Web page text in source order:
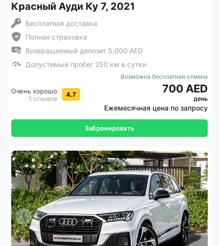
Красный Ауди Ку 7, 2021
Бесплатная доставка
Полная страховка
Возвращаемый депозит 5,000 AED
Допустимый пробег 250 км в сутки
Очень хорошо
5 отзывов 4.7
Возможна бесплатная отмена
700 AED
день
Ежемесячная цена по запросу
Забронировать